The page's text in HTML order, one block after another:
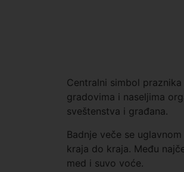
Centralni simbol
gradovima i naseljima
sveštenstva i građana.
Badnje veče se
kraja do kraja. Među
med i suvo voće.